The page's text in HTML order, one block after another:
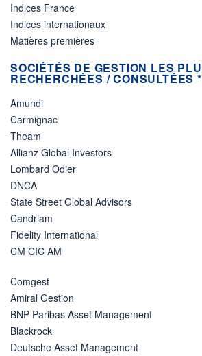
Indices France
Indices internationaux
Matières premières
SOCIÉTÉS DE GESTION LES
RECHERCHÉES / CONSULTÉES *
Amundi
Carmignac
Theam
Allianz Global Investors
Lombard Odier
DNCA
State Street Global Advisors
Candriam
Fidelity International
CM CIC AM
Comgest
Amiral Gestion
BNP Paribas Asset Management
Blackrock
Deutsche Asset Management